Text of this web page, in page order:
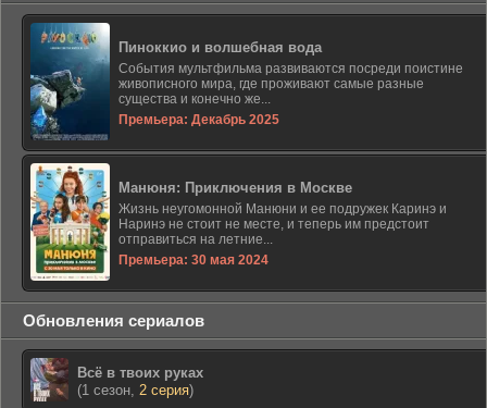
Пиноккио и волшебная вода
События мультфильма развиваются посреди поистине
живописного мира, где проживают самые разные
существа и конечно же...
Премьера: Декабрь 2025
Манюня: Приключения в Москве
Жизнь неугомонной Манюни и ее подружек Каринэ и
Наринэ не стоит не месте, и теперь им предстоит
отправиться на летние...
Премьера: 30 мая 2024
Обновления сериалов
Всё в твоих руках
(1 сезон, 2 серия)